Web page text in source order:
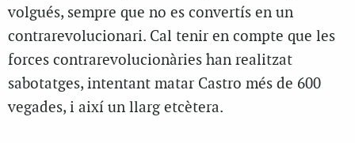
volgués, sempre que no es convertís en un
contrarevolucionari. Cal tenir en compte que les
forces contrarevolucionàries han realitzat
sabotatges, intentant matar Castro més de 600
vegades, i així un llarg etcètera.